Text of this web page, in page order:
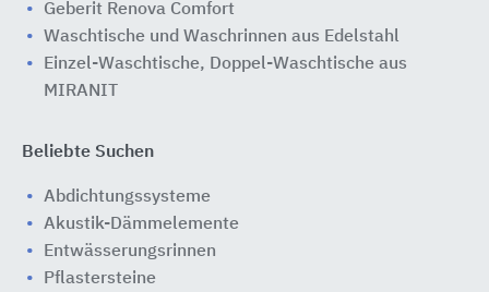
Geberit Renova Comfort
Waschtische und Waschrinnen aus Edelstahl
Einzel-Waschtische, Doppel-Waschtische aus
MIRANIT
Beliebte Suchen
Abdichtungssysteme
Akustik-Dämmelemente
Entwässerungsrinnen
Pflastersteine